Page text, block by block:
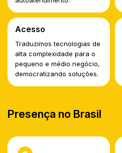
Acesso
Traduzimos tecnologias de
alta complexidade para o
pequeno e médio negócio,
democratizando soluções.
Presença no Brasil